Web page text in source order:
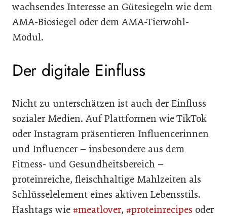
wachsendes Interesse an Gütesiegeln wie dem
AMA-Biosiegel oder dem AMA-Tierwohl-
Modul.
Der digitale Einfluss
Nicht zu unterschätzen ist auch der Einfluss
sozialer Medien. Auf Plattformen wie TikTok
oder Instagram präsentieren Influencerinnen
und Influencer – insbesondere aus dem
Fitness- und Gesundheitsbereich –
proteinreiche, fleischhaltige Mahlzeiten als
Schlüsselelement eines aktiven Lebensstils.
Hashtags wie #meatlover, #proteinrecipes oder